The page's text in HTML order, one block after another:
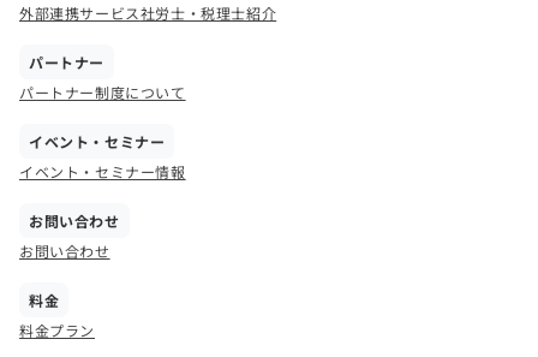
外部連携サービス社労士・税理士紹介
パートナー
パートナー制度について
イベント・セミナー
イベント・セミナー情報
お問い合わせ
お問い合わせ
料金
料金プラン